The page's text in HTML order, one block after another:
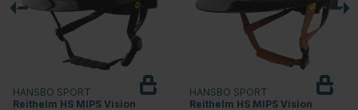
HANSBO SPORT
Reithelm HS MIPS Vision
HANSBO SPORT
Reithelm HS MIPS Vision